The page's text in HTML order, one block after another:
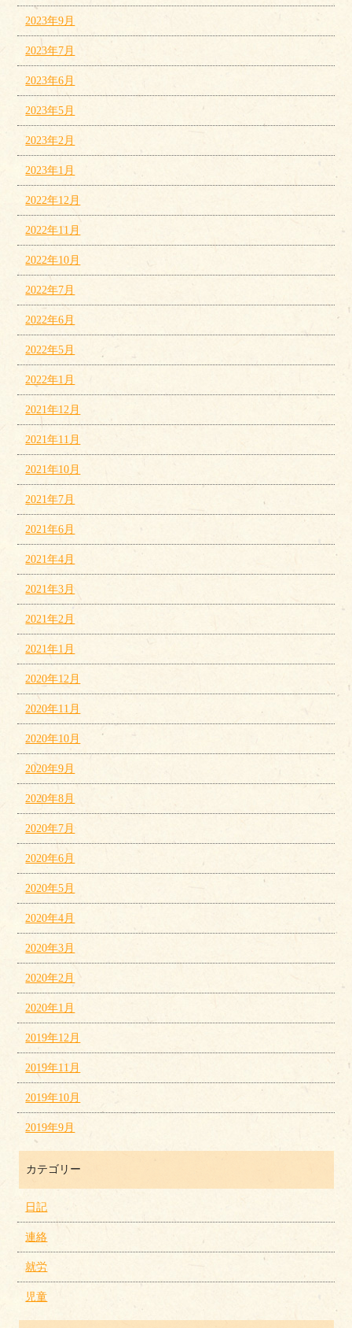
2023年9月
2023年7月
2023年6月
2023年5月
2023年2月
2023年1月
2022年12月
2022年11月
2022年10月
2022年7月
2022年6月
2022年5月
2022年1月
2021年12月
2021年11月
2021年10月
2021年7月
2021年6月
2021年4月
2021年3月
2021年2月
2021年1月
2020年12月
2020年11月
2020年10月
2020年9月
2020年8月
2020年7月
2020年6月
2020年5月
2020年4月
2020年3月
2020年2月
2020年1月
2019年12月
2019年11月
2019年10月
2019年9月
カテゴリー
日記
連絡
就労
児童